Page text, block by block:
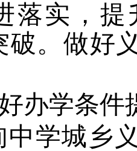
落实，
破。做好
办学条件
中学城乡